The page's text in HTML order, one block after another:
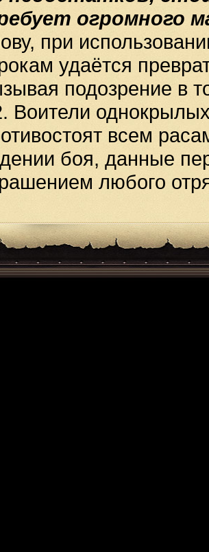
огромного
при
удаётся
подозрение в
Воители
всем
боя, данные
любого